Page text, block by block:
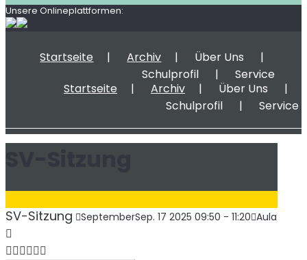
Unsere Onlineplattformen:
Startseite Archiv
Über Uns
Schulprofil
Service
Startseite
Archiv
Über Uns
Schulprofil
Service
SV-Sitzung SeptemberSep. 17 2025 09:50 - 11:20 Aula